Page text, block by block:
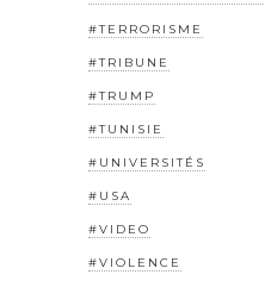
#TERRORISME
#TRIBUNE
#TRUMP
#TUNISIE
#UNIVERSITÉS
#USA
#VIDEO
#VIOLENCE